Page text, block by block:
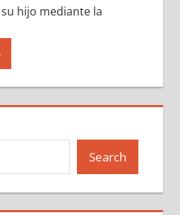
hijo mediante la
Search